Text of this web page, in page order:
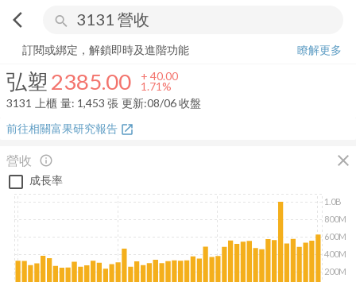
arrow_back_ios search
弘塑 2385.00 + 1.71%
訂閱或綁定，解鎖即時及進階功能
瞭解更多
弘塑 2385.00 + 40.00
1.71%
3131
上櫃 量: 1,453 張 更新:08/06 收盤
前往相關富果研究報告 open_in_new
營收 close
info_outline
成長率
200M
400M
600M
800M
1.0B